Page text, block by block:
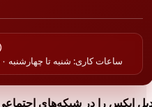
ساعات کاری: شنبه تا چهارشنبه ۸:۰۰ تا ۱۹:۰۰ | پنج‌شنبه ۹:۰۰ تا ۱۴:۰۰
ایکس را در شبکه‌های اجتماعی